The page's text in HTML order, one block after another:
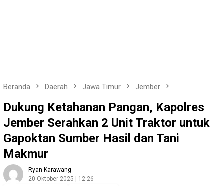
Beranda Daerah Jawa Timur Jember
Dukung Ketahanan Pangan, Kapolres
Jember Serahkan 2 Unit Traktor untuk
Gapoktan Sumber Hasil dan Tani
Makmur
Ryan Karawang
20 Oktober 2025 | 12:26